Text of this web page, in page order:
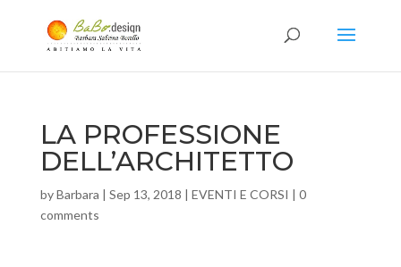
LA PROFESSIONE
DELL’ARCHITETTO
byBarbara | Sep 13, 2018 | EVENTI E CORSI | 0
comments